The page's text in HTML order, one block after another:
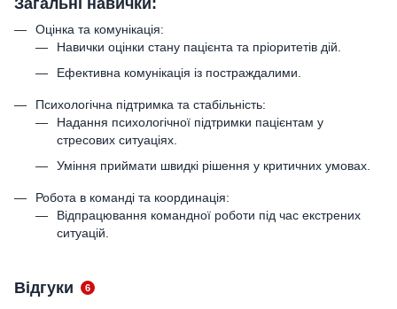
Оцінка та комунікація:
Навички оцінки стану пацієнта та пріоритетів дій.
Ефективна комунікація із постраждалими.
Психологічна підтримка та стабільність:
Надання психологічної підтримки пацієнтам у
стресових ситуаціях.
Уміння приймати швидкі рішення у критичних умовах.
Робота в команді та координація:
Відпрацювання командної роботи під час екстрених
ситуацій.
Відгуки 6